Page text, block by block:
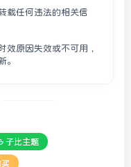
载任何违法的相关信
效原因失效或不可用，
。
子比主题